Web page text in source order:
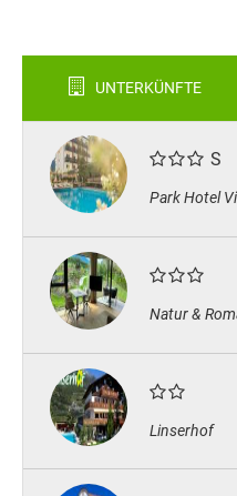
UNTERKÜNFTE
S
Park Hotel
Natur &
Linserhof